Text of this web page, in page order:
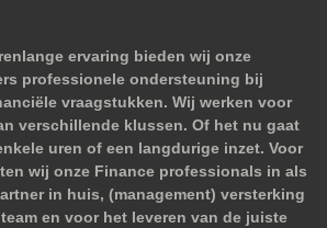
ervaring bieden wij onze
professionele ondersteuning bij
vraagstukken. Wij werken voor
verschillende klussen. Of het nu gaat
uren of een langdurige inzet. Voor
wij onze Finance professionals in als
in huis, (management) versterking
en voor het leveren van de juiste